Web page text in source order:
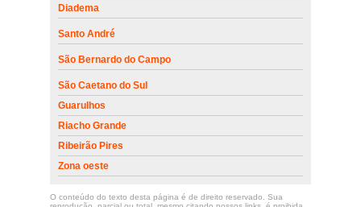
Diadema
Santo André
São Bernardo do Campo
São Caetano do Sul
Guarulhos
Riacho Grande
Ribeirão Pires
Zona oeste
O conteúdo do texto desta página é de direito reservado. Sua